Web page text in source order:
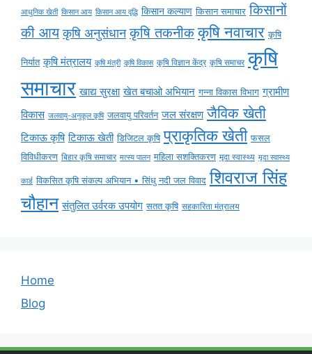
आधुनिक खेती किसान आय किसान आय वृद्धि किसान कल्याण किसान समाचार किसानों
की आय कृषि अनुसंधान कृषि तकनीक कृषि नवाचार कृषि
निर्यात कृषि मंत्रालय कृषि मंत्री कृषि विकास कृषि विज्ञान केंद्र कृषि समाचर कृषि
समाचार खाद्य सुरक्षा खेत बचाओ अभियान गन्ना विकास विभाग ग्रामीण
विकास जलवायु-अनुकूल कृषि जलवायु परिवर्तन जल संरक्षण जैविक खेती
टिकाऊ कृषि टिकाऊ खेती डिजिटल कृषि प्राकृतिक खेती फसल
विविधीकरण बिहार कृषि समाचार मत्स्य पालन महिला सशक्तिकरण मृदा स्वास्थ्य मृदा स्वास्थ्य
कार्ड विकसित कृषि संकल्प अभियान • सिंधु नदी जल विवाद शिवराज सिंह
चौहान संतुलित उर्वरक उपयोग सतत कृषि सहकारिता मंत्रालय
Home
Blog